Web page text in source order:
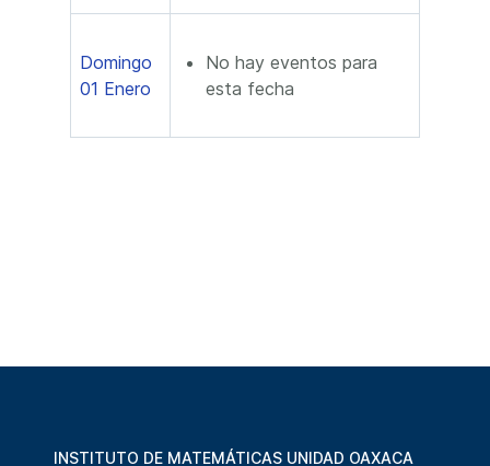
Domingo
01 Enero
No hay eventos para
esta fecha
INSTITUTO DE MATEMÁTICAS UNIDAD OAXACA